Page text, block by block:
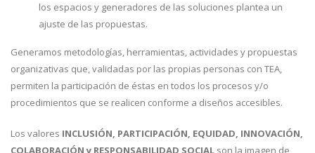
los espacios y generadores de las soluciones plantea un
ajuste de las propuestas.
Generamos metodologías, herramientas, actividades y propuestas
organizativas que, validadas por las propias personas con TEA,
permiten la participación de éstas en todos los procesos y/o
procedimientos que se realicen conforme a diseños accesibles.
Los valores INCLUSIÓN, PARTICIPACIÓN, EQUIDAD, INNOVACIÓN,
COLABORACIÓN y RESPONSABILIDAD SOCIAL son la imagen de